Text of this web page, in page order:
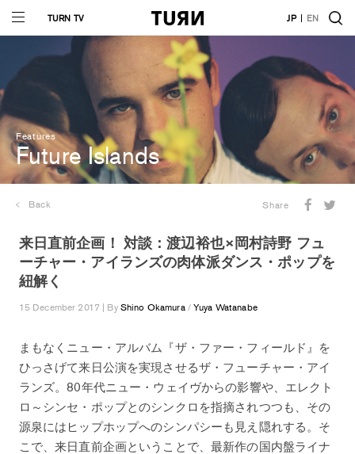
TURN TV JP EN
Features
Future Islands
Back Share
来日直前企画！ 対談：渡辺裕也×岡村詩野 フュ
ーチャー・アイランズの肉体派ダンス・ポップを
紐解く
15 December 2017 | By Shino Okamura/Yuya Watanabe
まもなくニュー・アルバム『ザ・ファー・フィールド』を
ひっさげて来日公演を実現させるザ・フューチャー・アイ
ランズ。80年代ニュー・ウェイヴからの影響や、エレクト
ロ～シンセ・ポップとのシンクロを指摘されつつも、その
源泉にはヒップホップへのシンパシーも見え隠れする。そ
こで、来日直前企画ということで、最新作の国内盤ライナ